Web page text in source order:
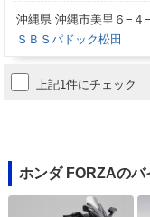
沖縄県 沖縄市美里６−４
ＳＢＳパドック松田
上記1件にチェック
ホンダ FORZAのバ